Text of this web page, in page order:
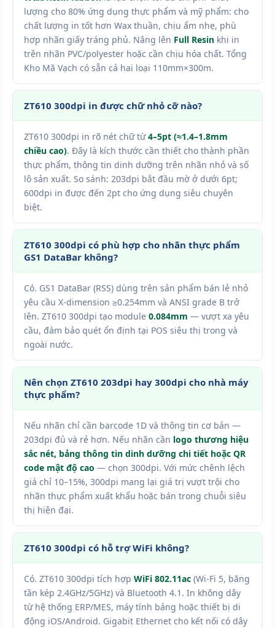
lượng cho 80% ứng dụng thực phẩm và mỹ phẩm: cho
chất lượng in tốt hơn Wax thuần, chịu ẩm nhẹ, phù
hợp nhãn giấy tráng phủ. Nâng lên Full Resin khi in
trên nhãn PVC/polyester hoặc cần chịu hóa chất. Tổng
Kho Mã Vạch có sẵn cả hai loại 110mm×300m.
ZT610 300dpi in được chữ nhỏ cỡ nào?
ZT610 300dpi in rõ nét chữ từ4–5pt (≈1.4–1.8mm
chiều cao). Đây là kích thước cần thiết cho thành phần
thực phẩm, thông tin dinh dưỡng trên nhãn nhỏ và số
lô sản xuất. So sánh: 203dpi bắt đầu mờ ở dưới 6pt;
600dpi in được đến 2pt cho ứng dụng siêu chuyên
biệt.
ZT610 300dpi có phù hợp cho nhãn thực phẩm
GS1 DataBar không?
Có. GS1 DataBar (RSS) dùng trên sản phẩm bán lẻ nhỏ
yêu cầu X-dimension ≥0.254mm và ANSI grade B trở
lên. ZT610 300dpi tạo module 0.084mm — vượt xa yêu
cầu, đảm bảo quét ổn định tại POS siêu thị trong và
ngoài nước.
Nên chọn ZT610 203dpi hay 300dpi cho nhà máy
thực phẩm?
Nếu nhãn chỉ cần barcode 1D và thông tin cơ bản —
203dpi đủ và rẻ hơn. Nếu nhãn cần logo thương hiệu
sắc nét, bảng thông tin dinh dưỡng chi tiết hoặc QR
code mật độ cao — chọn 300dpi. Với mức chênh lệch
giá chỉ 10–15%, 300dpi mang lại giá trị vượt trội cho
nhãn thực phẩm xuất khẩu hoặc bán trong chuỗi siêu
thị hiện đại.
ZT610 300dpi có hỗ trợ WiFi không?
Có. ZT610 300dpi tích hợp WiFi 802.11ac (Wi-Fi 5, băng
tần kép 2.4GHz/5GHz) và Bluetooth 4.1. In không dây
từ hệ thống ERP/MES, máy tính bảng hoặc thiết bị di
động iOS/Android. Gigabit Ethernet cho kết nối có dây